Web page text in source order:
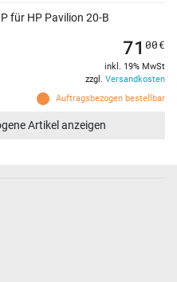
für HP Pavilion 20-B
Auftragsbezogen bestellbar
71 00€
inkl. 19% MwSt
zzgl. Versandkosten
Artikel anzeigen